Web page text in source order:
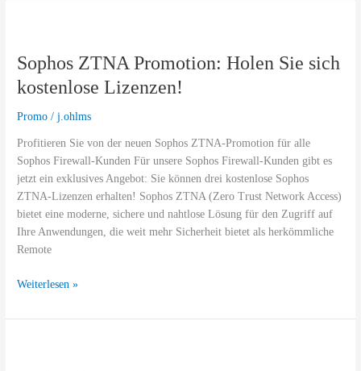
Sophos ZTNA Promotion: Holen Sie sich
kostenlose Lizenzen!
Promo /j.ohlms
Profitieren Sie von der neuen Sophos ZTNA-Promotion für alle
Sophos Firewall-Kunden Für unsere Sophos Firewall-Kunden gibt es
jetzt ein exklusives Angebot: Sie können drei kostenlose Sophos
ZTNA-Lizenzen erhalten! Sophos ZTNA (Zero Trust Network Access)
bietet eine moderne, sichere und nahtlose Lösung für den Zugriff auf
Ihre Anwendungen, die weit mehr Sicherheit bietet als herkömmliche
Remote
Promotion:
Holen
Sie
sich
Lizenzen!
Weiterlesen »